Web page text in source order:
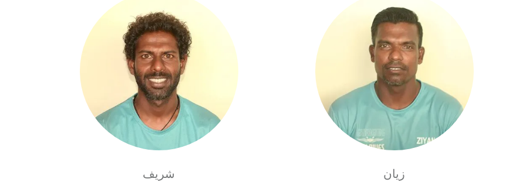
شريف زيان